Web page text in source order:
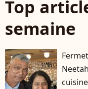
Top
semaine